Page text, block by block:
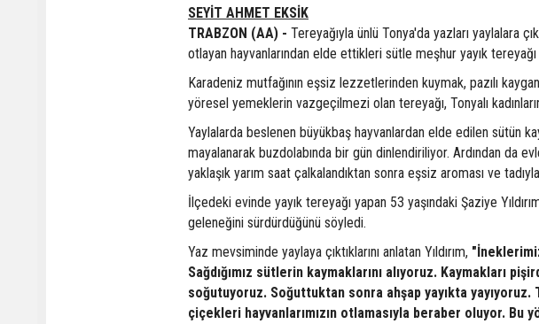
SEYİT AHMET EKSİK
TRABZON (AA) - Tereyağıyla ünlü Tonya'da yazları yaylalara
otlayan hayvanlarından elde ettikleri sütle meşhur yayık
Karadeniz mutfağının eşsiz lezzetlerinden kuymak, pazılı
yöresel yemeklerin vazgeçilmezi olan tereyağı, Tonyalı
Yaylalarda beslenen büyükbaş hayvanlardan elde edilen sütün
mayalanarak buzdolabında bir gün dinlendiriliyor. Ardından da
yaklaşık yarım saat çalkalandıktan sonra eşsiz aroması ve
İlçedeki evinde yayık tereyağı yapan 53 yaşındaki Şaziye
geleneğini sürdürdüğünü söyledi.
Yaz mevsiminde yaylaya çıktıklarını anlatan Yıldırım,
Sağdığımız sütlerin kaymaklarını alıyoruz. Kaymakları
soğutuyoruz. Soğuttuktan sonra ahşap yayıkta yayıyoruz.
çiçekleri hayvanlarımızın otlamasıyla beraber oluyor.